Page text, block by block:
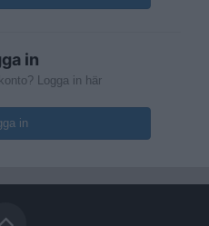
in
Logga in här
in